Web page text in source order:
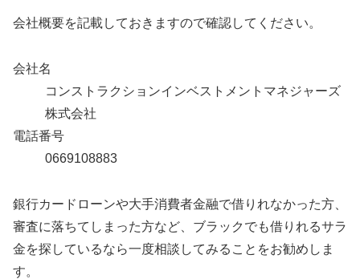
会社概要を記載しておきますので確認してください。
会社名
コンストラクションインベストメントマネジャーズ
株式会社
電話番号
0669108883
銀行カードローンや大手消費者金融で借りれなかった方、
審査に落ちてしまった方など、ブラックでも借りれるサラ
金を探しているなら一度相談してみることをお勧めしま
す。